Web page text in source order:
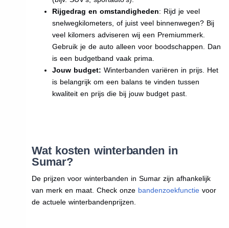
Rijgedrag en omstandigheden: Rijd je veel
snelwegkilometers, of juist veel binnenwegen? Bij
veel kilomers adviseren wij een Premiummerk.
Gebruik je de auto alleen voor boodschappen. Dan
is een budgetband vaak prima.
Jouw budget: Winterbanden variëren in prijs. Het
is belangrijk om een balans te vinden tussen
kwaliteit en prijs die bij jouw budget past.
Wat kosten winterbanden in
Sumar?
De prijzen voor winterbanden in Sumar zijn afhankelijk
van merk en maat. Check onze bandenzoekfunctievoor
de actuele winterbandenprijzen.